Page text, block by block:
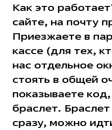
Как это
сайте, на почту
Приезжаете в
кассе (для тех,
нас отдельное
стоять в общей
показываете
браслет.
сразу, можно